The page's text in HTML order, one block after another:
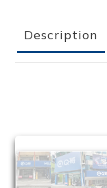
Description